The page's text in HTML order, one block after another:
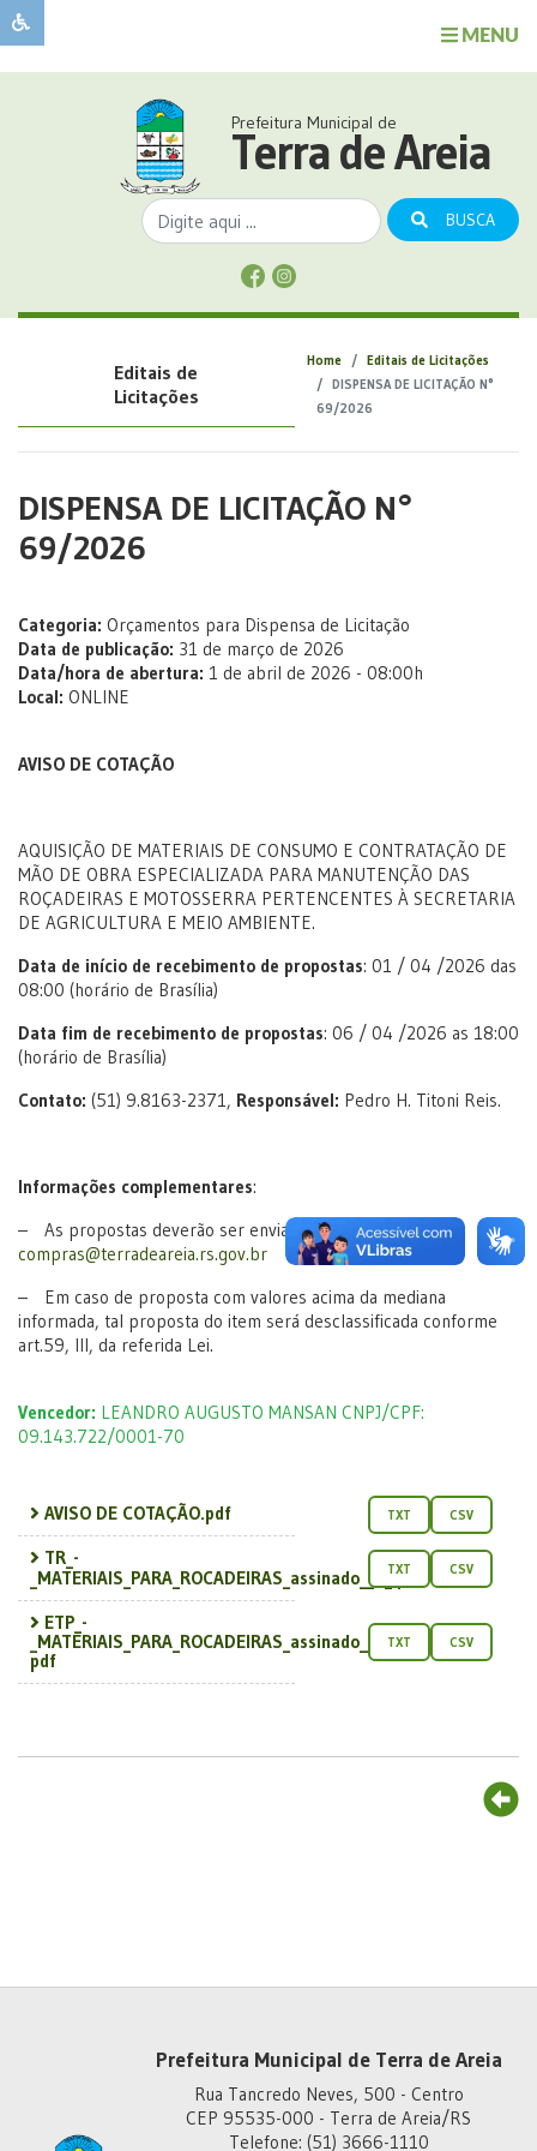
MENU
Sobre
Sobre
Prefeitura Municipal de
Terra de Areia
BUSCA
Editais de
Licitações
Home
Editais de Licitações
DISPENSA DE LICITAÇÃO N°
69/2026
DISPENSA DE LICITAÇÃO N°
69/2026
Categoria: Orçamentos para Dispensa de Licitação
Data de publicação: 31 de março de 2026
Data/hora de abertura: 1 de abril de 2026 - 08:00h
Local: ONLINE
AVISO DE COTAÇÃO
AQUISIÇÃO DE MATERIAIS DE CONSUMO E CONTRATAÇÃO DE
MÃO DE OBRA ESPECIALIZADA PARA MANUTENÇÃO DAS
ROÇADEIRAS E MOTOSSERRA PERTENCENTES À SECRETARIA
DE AGRICULTURA E MEIO AMBIENTE.
Data de início de recebimento de propostas: 01 / 04 /2026 das
08:00 (horário de Brasília)
Data fim de recebimento de propostas: 06 / 04 /2026 as 18:00
(horário de Brasília)
Contato: (51) 9.8163-2371, Responsável: Pedro H. Titoni Reis.
Informações complementares:
– As propostas deverão ser enviadas ao e-mail
compras@terradeareia.rs.gov.br
– Em caso de proposta com valores acima da mediana
informada, tal proposta do item será desclassificada conforme
art.59, III, da referida Lei.
Vencedor: LEANDRO AUGUSTO MANSAN CNPJ/CPF:
09.143.722/0001-70
AVISO DE COTAÇÃO.pdf TXT CSV
TR_-
_MATERIAIS_PARA_ROCADEIRAS_assinado__4_.pdf
TXT CSV
ETP_-
_MATERIAIS_PARA_ROCADEIRAS_assinado__285_29_a...
pdf
TXT CSV
Prefeitura Municipal de Terra de Areia
Rua Tancredo Neves, 500 - Centro
CEP 95535-000 - Terra de Areia/RS
Telefone: (51) 3666-1110